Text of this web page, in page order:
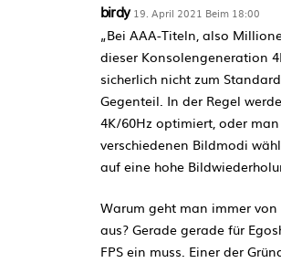
birdy 19. April 2021 Beim 18:00
„Bei AAA-Titeln, also
dieser Konsolengeneration
sicherlich nicht zum
Gegenteil. In der Regel
4K/60Hz optimiert, oder
verschiedenen Bildmodi
auf eine hohe
Warum geht man immer
aus? Gerade gerade für
FPS ein muss. Einer der